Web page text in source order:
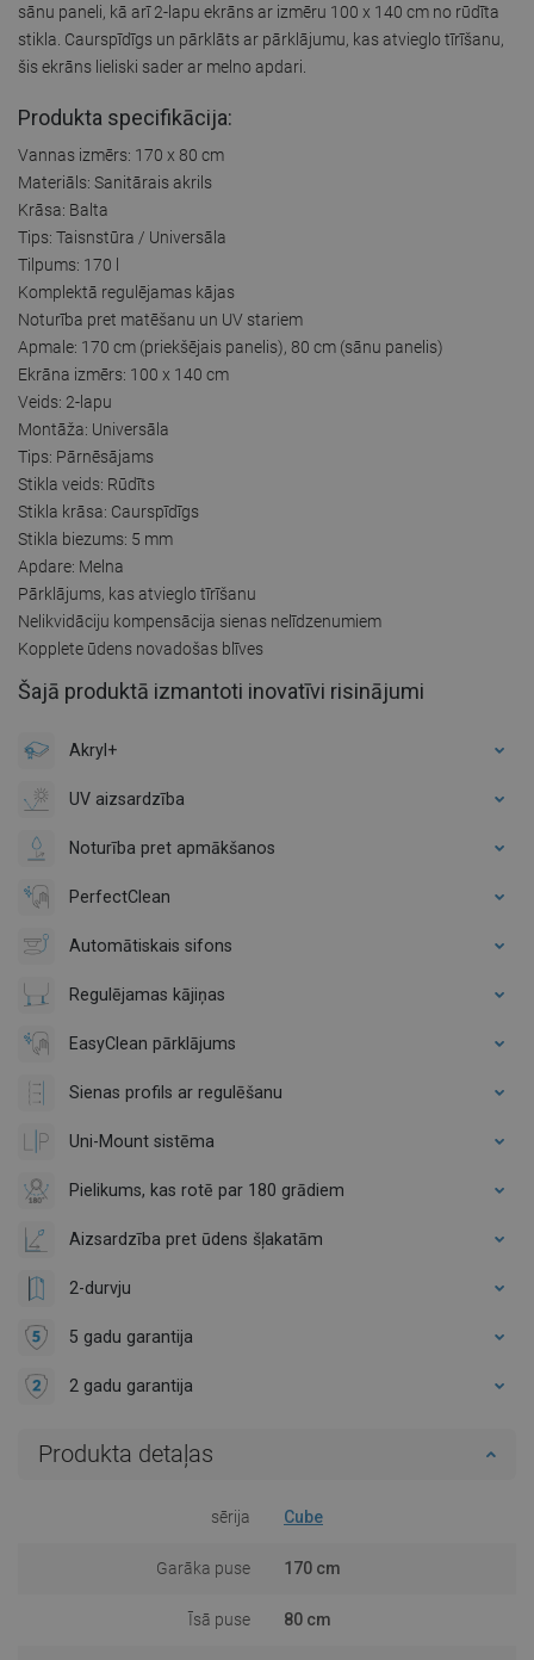
sānu paneli, kā arī 2-lapu ekrāns ar izmēru 100 x 140 cm no rūdīta
stikla. Caurspīdīgs un pārklāts ar pārklājumu, kas atvieglo tīrīšanu,
šis ekrāns lieliski sader ar melno apdari.
Produkta specifikācija:
Vannas izmērs: 170 x 80 cm
Materiāls: Sanitārais akrils
Krāsa: Balta
Tips: Taisnstūra / Universāla
Tilpums: 170 l
Komplektā regulējamas kājas
Noturība pret matēšanu un UV stariem
Apmale: 170 cm (priekšējais panelis), 80 cm (sānu panelis)
Ekrāna izmērs: 100 x 140 cm
Veids: 2-lapu
Montāža: Universāla
Tips: Pārnēsājams
Stikla veids: Rūdīts
Stikla krāsa: Caurspīdīgs
Stikla biezums: 5 mm
Apdare: Melna
Pārklājums, kas atvieglo tīrīšanu
Nelikvidāciju kompensācija sienas nelīdzenumiem
Kopplete ūdens novadošas blīves
Šajā produktā izmantoti inovatīvi risinājumi
Akryl+
UV aizsardzība
Noturība pret apmākšanos
PerfectClean
Automātiskais sifons
Regulējamas kājiņas
EasyClean pārklājums
Sienas profils ar regulēšanu
Uni-Mount sistēma
Pielikums, kas rotē par 180 grādiem
Aizsardzība pret ūdens šļakatām
2-durvju
5 gadu garantija
2 gadu garantija
Produkta detaļas
sērija Cube
Garāka puse 170 cm
Īsā puse 80 cm